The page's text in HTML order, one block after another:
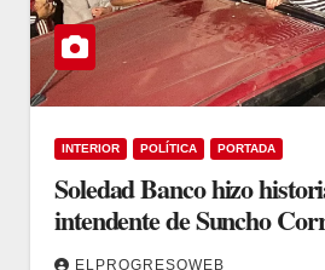
INTERIOR POLÍTICA PORTADA
Soledad Banco hizo
intendente de Suncho
ELPROGRESOWEB